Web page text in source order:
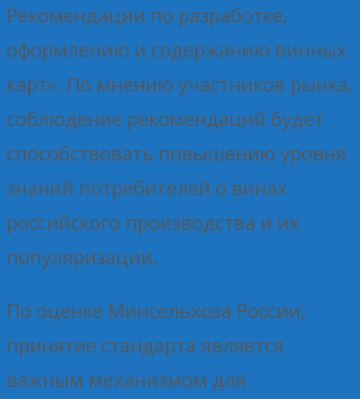
Рекомендации по разработке,
оформлению и содержанию винных
карт». По мнению участников рынка,
соблюдение рекомендаций будет
способствовать повышению уровня
знаний потребителей о винах
российского производства и их
популяризации.
По оценке Минсельхоза России,
принятие стандарта является
важным механизмом для